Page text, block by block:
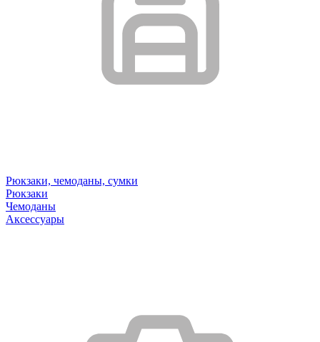
Рюкзаки, чемоданы, сумки
Рюкзаки
Чемоданы
Аксессуары